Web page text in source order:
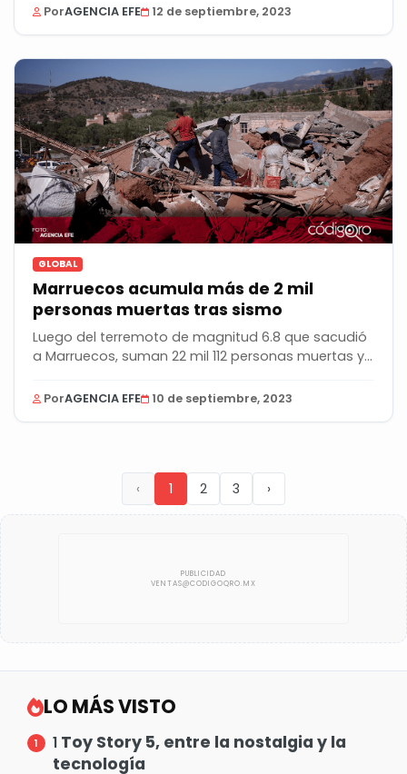
PorAGENCIA EFE 12 de septiembre, 2023
GLOBAL
Marruecos acumula más de 2 mil
personas muertas tras sismo
Luego del terremoto de magnitud 6.8 que sacudió
a Marruecos, suman 22 mil 112 personas muertas y...
PorAGENCIA EFE 10 de septiembre, 2023
‹ 1 2 3 ›
LO MÁS VISTO
1 Toy Story 5, entre la nostalgia y la
tecnología